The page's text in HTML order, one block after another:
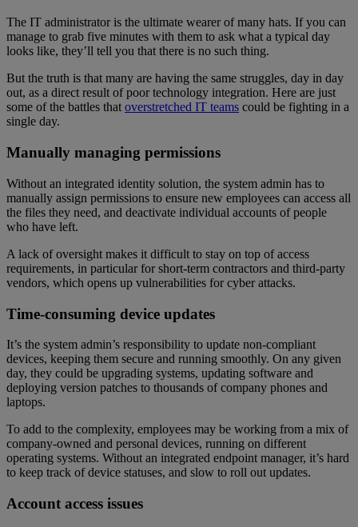
The IT administrator is the ultimate wearer of many hats. If you can
manage to grab five minutes with them to ask what a typical day
looks like, they’ll tell you that there is no such thing.
But the truth is that many are having the same struggles, day in day
out, as a direct result of poor technology integration. Here are just
some of the battles thatoverstretched IT teams could be fighting in a
single day.
Manually managing permissions
Without an integrated identity solution, the system admin has to
manually assign permissions to ensure new employees can access all
the files they need, and deactivate individual accounts of people
who have left.
A lack of oversight makes it difficult to stay on top of access
requirements, in particular for short-term contractors and third-party
vendors, which opens up vulnerabilities for cyber attacks.
Time-consuming device updates
It’s the system admin’s responsibility to update non-compliant
devices, keeping them secure and running smoothly. On any given
day, they could be upgrading systems, updating software and
deploying version patches to thousands of company phones and
laptops.
To add to the complexity, employees may be working from a mix of
company-owned and personal devices, running on different
operating systems. Without an integrated endpoint manager, it’s hard
to keep track of device statuses, and slow to roll out updates.
Account access issues